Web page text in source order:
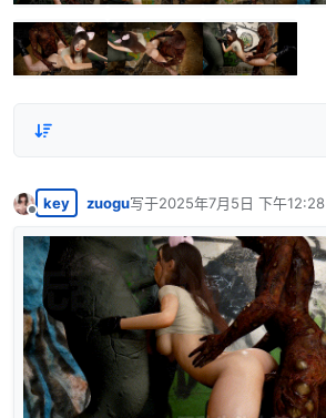
离线
key zuogu写于2025年7月5日 下午12:28
最后由 编辑